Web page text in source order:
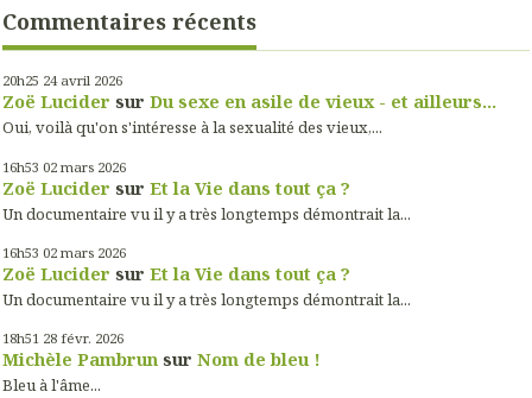
Commentaires récents
20h25 24 avril 2026
Zoë Lucider sur Du sexe en asile de vieux - et ailleurs...
Oui, voilà qu'on s'intéresse à la sexualité des vieux,...
16h53 02 mars 2026
Zoë Lucider sur Et la Vie dans tout ça ?
Un documentaire vu il y a très longtemps démontrait la...
16h53 02 mars 2026
Zoë Lucider sur Et la Vie dans tout ça ?
Un documentaire vu il y a très longtemps démontrait la...
18h51 28 févr. 2026
Michèle Pambrun sur Nom de bleu !
Bleu à l'âme...